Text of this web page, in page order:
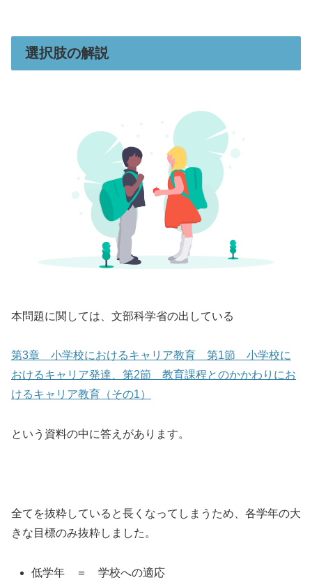
選択肢の解説
本問題に関しては、文部科学省の出している
第3章 小学校におけるキャリア教育 第1節 小学校に
おけるキャリア発達、第2節 教育課程とのかかわりにお
けるキャリア教育（その1）
という資料の中に答えがあります。
全てを抜粋していると長くなってしまうため、各学年の大
きな目標のみ抜粋しました。
低学年 ＝ 学校への適応